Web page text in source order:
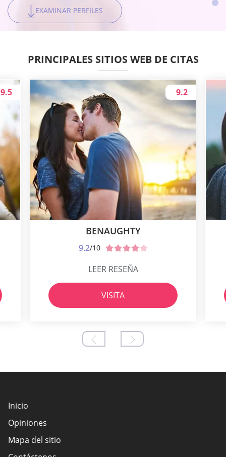
EXAMINAR PERFILES
EXAMINAR PERFILES
EXAMINAR PERFILES
PRINCIPALES SITIOS WEB DE CITAS
9.5
BENAUGHTY
9.2/10
9.2
LEER RESEÑA
VISITA
Inicio
Opiniones
Mapa del sitio